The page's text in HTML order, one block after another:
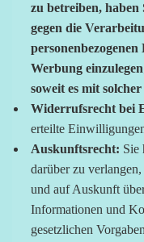
zu betreiben, haben
gegen die
Werbung
soweit es mit
Widerrufsrecht bei
erteilte
Auskunftsrecht: Sie
darüber zu
und auf Auskunft
Informationen und
gesetzlichen